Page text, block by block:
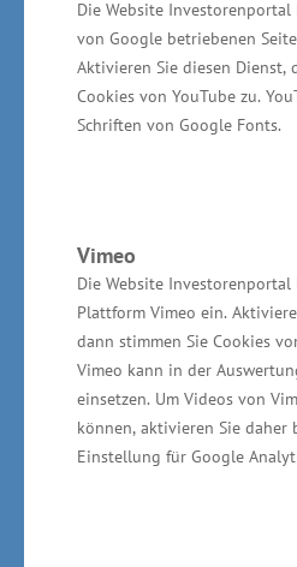
Die Website
von Google betriebenen
Aktivieren Sie diesen Dienst,
Cookies von YouTube zu.
Schriften von Google Fonts.
Vimeo
Die Website
Plattform Vimeo ein.
dann stimmen Sie Cookies
Vimeo kann in der
einsetzen. Um Videos von
können, aktivieren Sie daher
Einstellung für Google
„Aber es sind nicht allein
Erfolge – zu den Seetel-
mittlerweile 17 Häuser –
so Meyer in seiner
immer auch für das
oder Literaturtage oder
zahlreicher karikativer
Seelige-Steinhoff“, schloss
Würdigung, „wir danken
langjähriges Engagement
Vorpommern und im
Das zeigt ihre hohe
Usedom und mit den